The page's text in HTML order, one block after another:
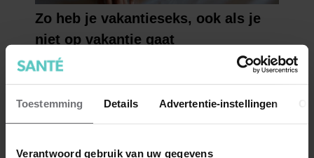
Toestemming Details Advertentie-instellingen
Verantwoord gebruik van uw gegevens